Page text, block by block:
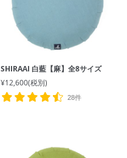
SHIRAAI 白藍【麻】全8サイズ
¥12,600(税別)
28件